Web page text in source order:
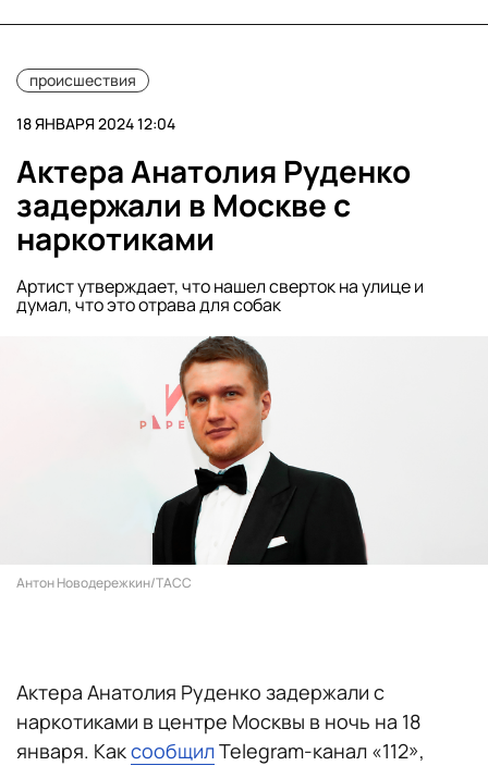
происшествия
18 ЯНВАРЯ 2024 12:04
Актера Анатолия Руденко
задержали в Москве с
наркотиками
Артист утверждает, что нашел сверток на улице и
думал, что это отрава для собак
Антон Новодережкин/ТАСС
Актера Анатолия Руденко задержали с
наркотиками в центре Москвы в ночь на 18
января. КаксообщилTelegram-канал «112»,